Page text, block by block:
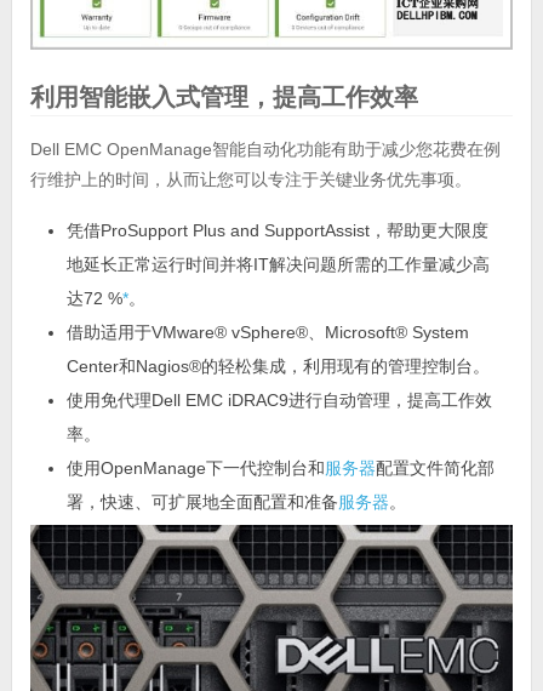
利用智能嵌入式管理，提高工作效率
Dell EMC OpenManage智能自动化功能有助于减少您花费在例
行维护上的时间，从而让您可以专注于关键业务优先事项。
凭借ProSupport Plus and SupportAssist，帮助更大限度
地延长正常运行时间并将IT解决问题所需的工作量减少高
达72 %*。
借助适用于VMware® vSphere®、Microsoft® System
Center和Nagios®的轻松集成，利用现有的管理控制台。
使用免代理Dell EMC iDRAC9进行自动管理，提高工作效
率。
使用OpenManage下一代控制台和服务器配置文件简化部
署，快速、可扩展地全面配置和准备服务器。